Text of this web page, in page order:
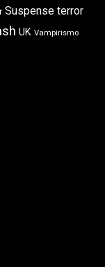
Suspense terror
UK Vampirismo